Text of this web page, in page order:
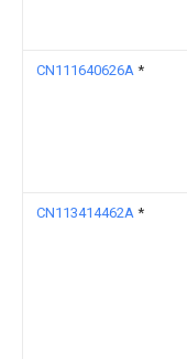
CN111640626A *
CN113414462A *